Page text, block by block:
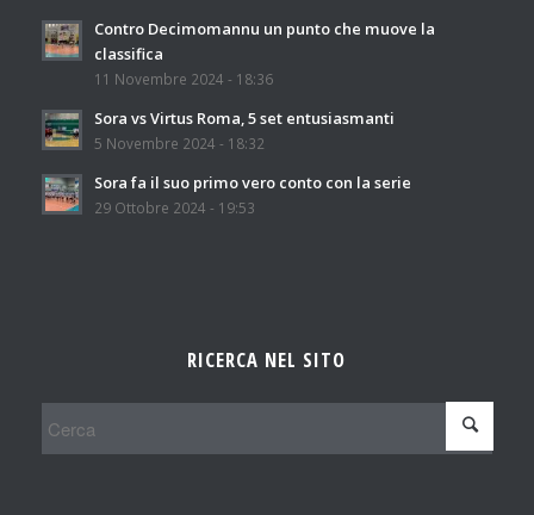
Contro Decimomannu un punto che muove la
classifica
11 Novembre 2024 - 18:36
Sora vs Virtus Roma, 5 set entusiasmanti
5 Novembre 2024 - 18:32
Sora fa il suo primo vero conto con la serie
29 Ottobre 2024 - 19:53
RICERCA NEL SITO